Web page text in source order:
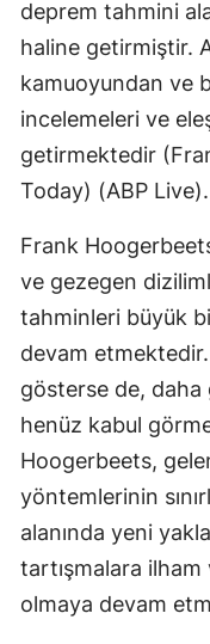
deprem tahmini
haline getirmiştir.
kamuoyundan ve
incelemeleri ve
getirmektedir​
Today)​​ (ABP Live)​.
Frank
ve gezegen
tahminleri büyük
devam etmektedir.
gösterse de, daha
henüz kabul
Hoogerbeets,
yöntemlerinin
alanında yeni
tartışmalara
olmaya devam